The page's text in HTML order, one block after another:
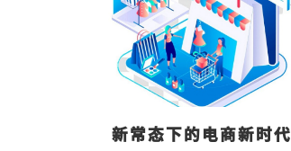
新常态下的电商新时代